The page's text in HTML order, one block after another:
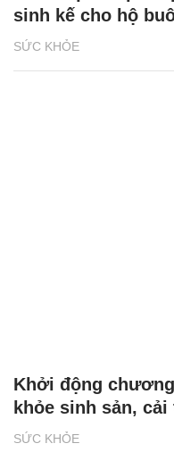
SỨC KHỎE
sinh kế cho hộ
SỨC KHỎE
Khởi động
khỏe sinh sản,